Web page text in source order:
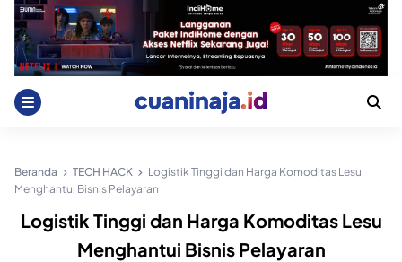
Skip
content
Beranda TECH HACK
Logistik Tinggi dan Harga Komoditas Lesu
Menghantui Bisnis Pelayaran
Logistik Tinggi dan Harga Komoditas Lesu
Menghantui Bisnis Pelayaran